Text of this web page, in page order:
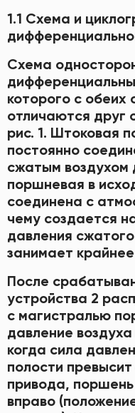
1.1 Схема и
Схема
которого с обеих
отличаются друг
рис. 1. Штоковая
постоянно
сжатым воздухом
поршневая в
соединена с
чему создается
давления
занимает
После
устройства 2
с магистралью
давление
когда сила
полости
привода,
вправо